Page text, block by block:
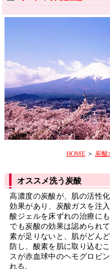
HOME ＞炭酸
オススメ洗う炭酸
高濃度の炭酸が、肌の活性
効果があり、炭酸ガスを注
酸ジェルを床ずれの治療に
でも炭酸の効果は認められ
素が足りないと、肌がどん
防し、酸素を肌に取り込む
スが赤血球中のヘモグロビ
れる。